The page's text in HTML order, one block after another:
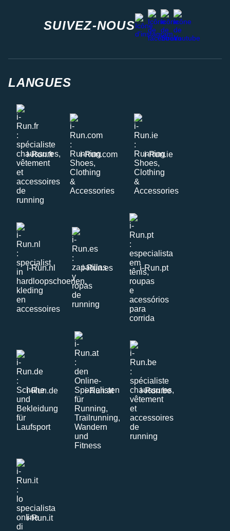
SUIVEZ-NOUS
instagram
facebook
stravayoutube
LANGUES
i-Run.fr i-Run.com i-Run.ie
i-Run.nl i-Run.es i-Run.pt
i-Run.de i-Run.at i-Run.be
i-Run.it